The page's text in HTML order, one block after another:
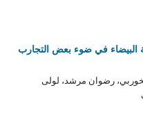
البيضاء في ضوء بعض التجارب
رضوان مرشد، لولى